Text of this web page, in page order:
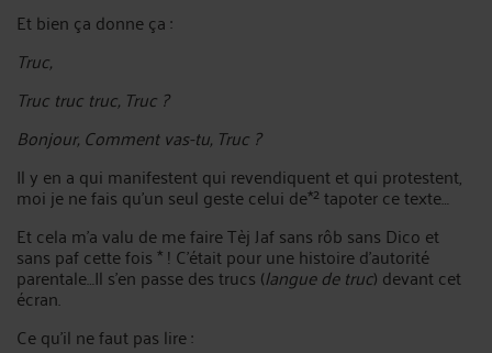
Et bien ça donne ça :
Truc,
Truc truc truc, Truc ?
Bonjour, Comment vas-tu, Truc ?
Il y en a qui manifestent qui revendiquent et qui protestent,
moi je ne fais qu’un seul geste celui de*² tapoter ce texte…
Et cela m’a valu de me faire Tèj Jaf sans rôb sans Dico et
sans paf cette fois * ! C’était pour une histoire d’autorité
parentale…Il s’en passe des trucs (langue de truc) devant cet
écran.
Ce qu’il ne faut pas lire :